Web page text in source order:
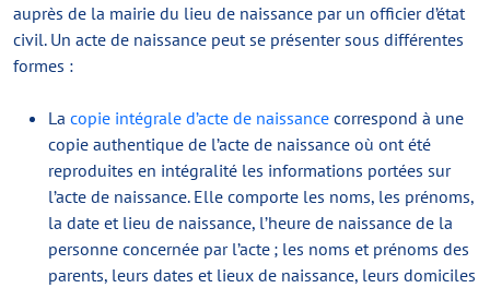
auprès de la mairie du lieu de naissance par un officier d’état
civil. Un acte de naissance peut se présenter sous différentes
formes :
La copie intégrale d’acte de naissance correspond à une
copie authentique de l’acte de naissance où ont été
reproduites en intégralité les informations portées sur
l’acte de naissance. Elle comporte les noms, les prénoms,
la date et lieu de naissance, l’heure de naissance de la
personne concernée par l’acte ; les noms et prénoms des
parents, leurs dates et lieux de naissance, leurs domiciles